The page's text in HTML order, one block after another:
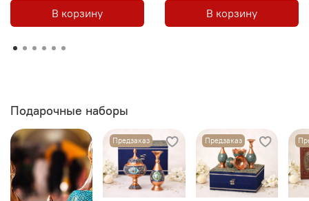
В корзину В корзину
Подарочные наборы
Предзаказ Предзаказ